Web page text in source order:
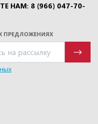
НАМ: 8 (966) 047-70-
ПРЕДЛОЖЕНИЯХ